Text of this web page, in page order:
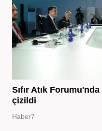
Sıfır Atık
çizildi
Haber7